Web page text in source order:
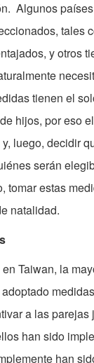
Algunos
tales
y otros
tienen el
hijos, por eso
luego, decidir
serán
tomar estas
natalidad.
Taiwan, la
a las parejas
han sido
han